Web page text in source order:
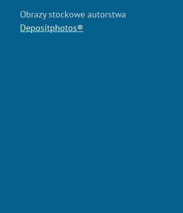
Obrazy stockowe autorstwa
Depositphotos®